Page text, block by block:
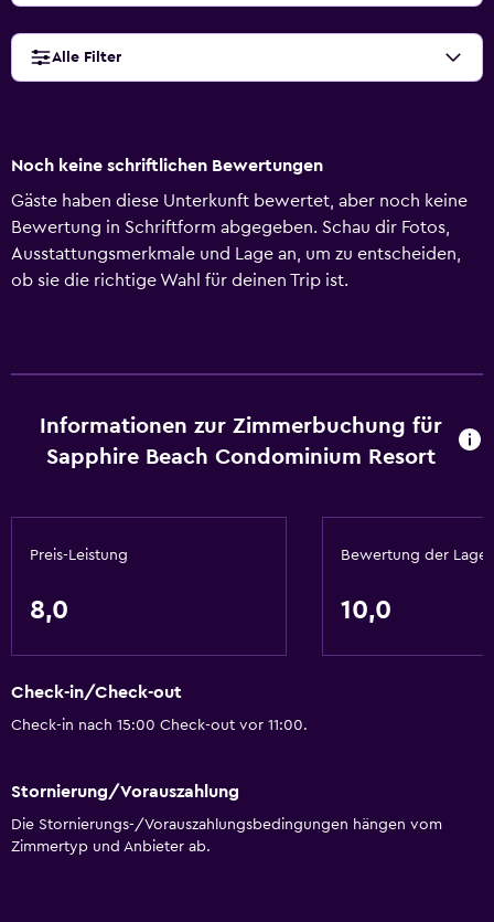
Alle Filter
Noch keine schriftlichen Bewertungen
Gäste haben diese Unterkunft bewertet, aber noch keine
Bewertung in Schriftform abgegeben. Schau dir Fotos,
Ausstattungsmerkmale und Lage an, um zu entscheiden,
ob sie die richtige Wahl für deinen Trip ist.
Informationen zur Zimmerbuchung für
Sapphire Beach Condominium Resort
Preis-Leistung
8,0
Bewertung der Lage
10,0
Check-in/Check-out
Check-in nach 15:00 Check-out vor 11:00.
Stornierung/Vorauszahlung
Die Stornierungs-/Vorauszahlungsbedingungen hängen vom
Zimmertyp und Anbieter ab.